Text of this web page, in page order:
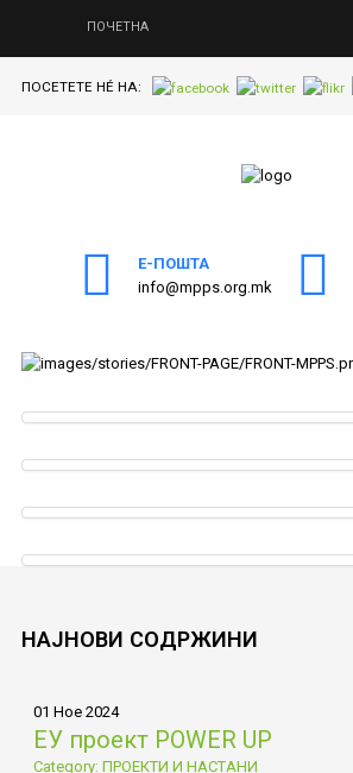
ПУБЛИКАЦИИ
ЧЛЕНСТВО
КОНТАКТ
ПОЧЕТНА
ПОСЕТЕТЕ НÉ НА:
Е-ПОШТА
info@mpps.org.mk
НАЈНОВИ СОДРЖИНИ
01 Ное 2024
ЕУ проект POWER UP
Category: ПРОЕКТИ И НАСТАНИ